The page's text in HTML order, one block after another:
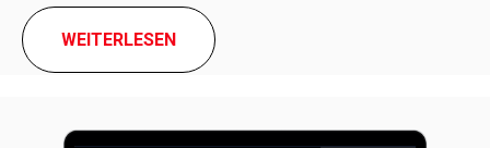
WEITERLESEN